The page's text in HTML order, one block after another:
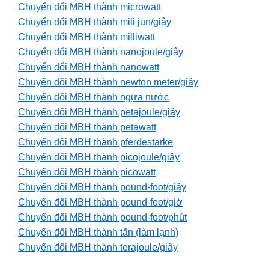
Chuyển đổi MBH thành microwatt
Chuyển đổi MBH thành mili jun/giây
Chuyển đổi MBH thành milliwatt
Chuyển đổi MBH thành nanojoule/giây
Chuyển đổi MBH thành nanowatt
Chuyển đổi MBH thành newton meter/giây
Chuyển đổi MBH thành ngựa nước
Chuyển đổi MBH thành petajoule/giây
Chuyển đổi MBH thành petawatt
Chuyển đổi MBH thành pferdestarke
Chuyển đổi MBH thành picojoule/giây
Chuyển đổi MBH thành picowatt
Chuyển đổi MBH thành pound-foot/giây
Chuyển đổi MBH thành pound-foot/giờ
Chuyển đổi MBH thành pound-foot/phút
Chuyển đổi MBH thành tấn (làm lạnh)
Chuyển đổi MBH thành terajoule/giây